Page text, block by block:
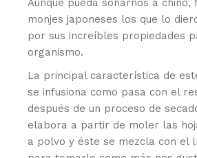
Aunque pueda sonarnos a chino,
monjes japoneses los que lo
por sus increíbles propiedades
organismo.
La principal característica de
se infusiona como pasa con el
después de un proceso de
elabora a partir de moler las
a polvo y éste se mezcla con el